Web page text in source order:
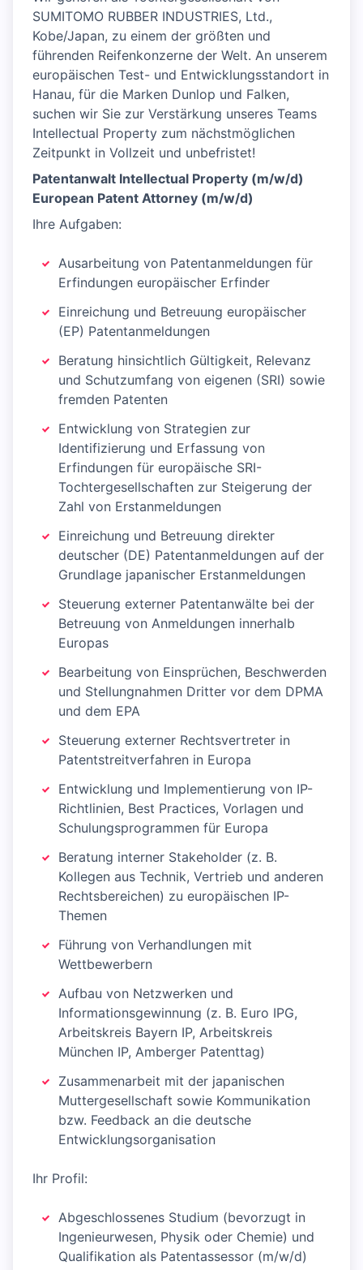
SUMITOMO RUBBER INDUSTRIES, Ltd.,
Kobe/Japan, zu einem der größten und
führenden Reifenkonzerne der Welt. An unserem
europäischen Test- und Entwicklungsstandort in
Hanau, für die Marken Dunlop und Falken,
suchen wir Sie zur Verstärkung unseres Teams
Intellectual Property zum nächstmöglichen
Zeitpunkt in Vollzeit und unbefristet!
Patentanwalt Intellectual Property (m/w/d)
European Patent Attorney (m/w/d)
Ihre Aufgaben:
Ausarbeitung von Patentanmeldungen für
Erfindungen europäischer Erfinder
Einreichung und Betreuung europäischer
(EP) Patentanmeldungen
Beratung hinsichtlich Gültigkeit, Relevanz
und Schutzumfang von eigenen (SRI) sowie
fremden Patenten
Entwicklung von Strategien zur
Identifizierung und Erfassung von
Erfindungen für europäische SRI-
Tochtergesellschaften zur Steigerung der
Zahl von Erstanmeldungen
Einreichung und Betreuung direkter
deutscher (DE) Patentanmeldungen auf der
Grundlage japanischer Erstanmeldungen
Steuerung externer Patentanwälte bei der
Betreuung von Anmeldungen innerhalb
Europas
Bearbeitung von Einsprüchen, Beschwerden
und Stellungnahmen Dritter vor dem DPMA
und dem EPA
Steuerung externer Rechtsvertreter in
Patentstreitverfahren in Europa
Entwicklung und Implementierung von IP-
Richtlinien, Best Practices, Vorlagen und
Schulungsprogrammen für Europa
Beratung interner Stakeholder (z. B.
Kollegen aus Technik, Vertrieb und anderen
Rechtsbereichen) zu europäischen IP-
Themen
Führung von Verhandlungen mit
Wettbewerbern
Aufbau von Netzwerken und
Informationsgewinnung (z. B. Euro IPG,
Arbeitskreis Bayern IP, Arbeitskreis
München IP, Amberger Patenttag)
Zusammenarbeit mit der japanischen
Muttergesellschaft sowie Kommunikation
bzw. Feedback an die deutsche
Entwicklungsorganisation
Ihr Profil:
Abgeschlossenes Studium (bevorzugt in
Ingenieurwesen, Physik oder Chemie) und
Qualifikation als Patentassessor (m/w/d)